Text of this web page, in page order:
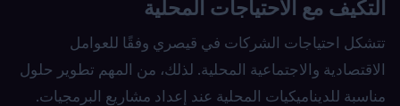
التكيف مع الاحتياجات المحلية
تتشكل احتياجات الشركات في قيصري وفقًا للعوامل
الاقتصادية والاجتماعية المحلية. لذلك، من المهم تطوير حلول
مناسبة للديناميكيات المحلية عند إعداد مشاريع البرمجيات.